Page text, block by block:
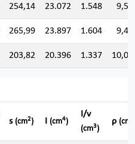
254,14 23.072 1.548
265,99 23.897 1.604
203,82 20.396 1.337
s (cm2) I (cm4)
I/v
(cm3)
ρ (cm)